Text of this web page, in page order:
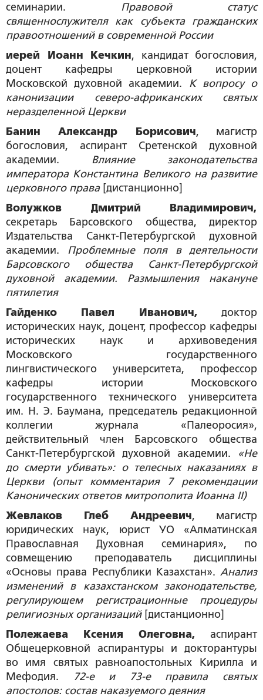
семинарии. Правовой статус
священнослужителя как субъекта гражданских
правоотношений в современной России
иерей Иоанн Кечкин, кандидат богословия,
доцент кафедры церковной истории
Московской духовной академии.
К вопросу о
канонизации северо-африканских святых
неразделенной Церкви
Банин Александр Борисович, магистр
богословия, аспирант Сретенской духовной
академии. Влияние законодательства
императора Константина Великого на развитие
церковного права [дистанционно]
Волужков Дмитрий Владимирович,
секретарь Барсовского общества, директор
Издательства Санкт-Петербургской духовной
академии.
Проблемные поля в деятельности
Барсовского общества Санкт-Петербургской
духовной академии. Размышления накануне
пятилетия
Гайденко Павел Иванович, доктор
исторических наук, доцент, профессор кафедры
исторических наук и архивоведения
Московского государственного
лингвистического университета, профессор
кафедры истории Московского
государственного технического университета
им. Н. Э. Баумана, председатель редакционной
коллегии журнала «Палеоросия»,
действительный член Барсовского общества
Санкт-Петербургской духовной академии. «Не
до смерти убивать»: о телесных наказаниях в
Церкви (опыт комментария 7 рекомендации
Канонических ответов митрополита Иоанна II)
Жевлаков Глеб Андреевич, магистр
юридических наук, юрист УО «Алматинская
Православная Духовная семинария», по
совмещению преподаватель дисциплины
«Основы права Республики Казахстан». Анализ
изменений в казахстанском законодательстве,
регулирующем регистрационные процедуры
религиозных организаций [дистанционно]
Полежаева Ксения Олеговна, аспирант
Общецерковной аспирантуры и докторантуры
во имя святых равноапостольных Кирилла и
Мефодия.
72-е и 73-е правила святых
апостолов: состав наказуемого деяния